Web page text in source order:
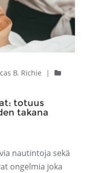
B. Richie
|
totuus
takana
nautintoja sekä
ongelmia joka